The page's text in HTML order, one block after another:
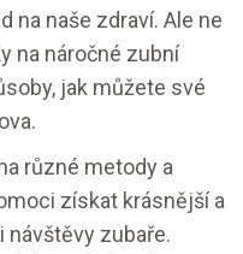
na naše zdraví. Ale ne
na náročné zubní
jak můžete své
různé metody a
získat krásnější a
zubaře.